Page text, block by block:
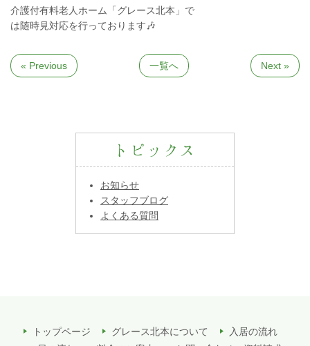
介護付有料老人ホーム「グレース北本」で
は随時見対応を行っております🎶
« Previous 一覧へ Next »
トピックス
お知らせ
スタッフブログ
よくある質問
トップページ グレース北本について
入居の流れ